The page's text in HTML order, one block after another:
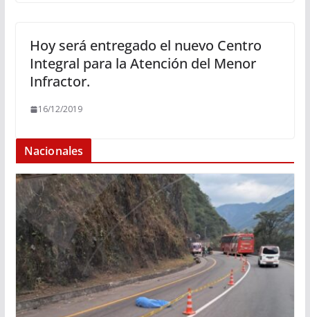
Hoy será entregado el nuevo Centro
Integral para la Atención del Menor
Infractor.
16/12/2019
Nacionales